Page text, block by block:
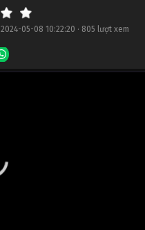
2024-05-08 10:22:20 · 805 lượt xem